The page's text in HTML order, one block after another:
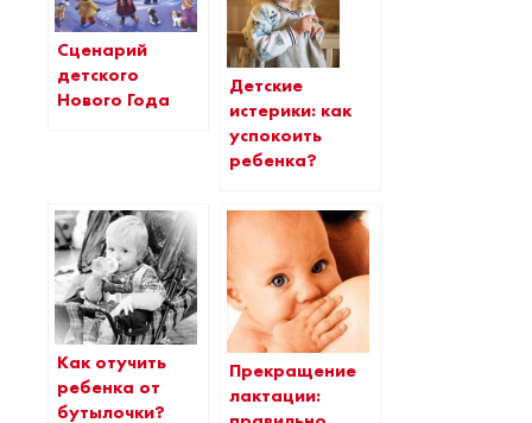
Сценарий
детского
Нового Года
Детские
истерики: как
успокоить
ребенка?
Как отучить
ребенка от
бутылочки?
Прекращение
лактации: